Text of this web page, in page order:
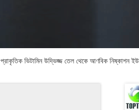
প্রাকৃতিক ভিটামিন উদ্ভিজ্জ তেল থেকে আণবিক নিষ্কাশন